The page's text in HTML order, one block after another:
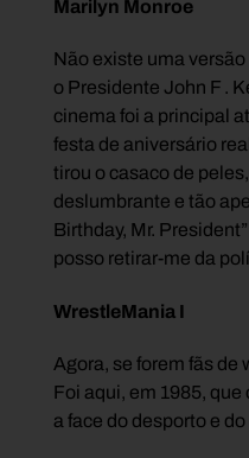
Marilyn Monroe
Não existe uma
o Presidente John F .
cinema foi a principal
festa de aniversário
tirou o casaco de
deslumbrante e tão
Birthday, Mr.
posso retirar-me da
WrestleMania I
Agora, se forem fãs
Foi aqui, em 1985,
a face do desporto e